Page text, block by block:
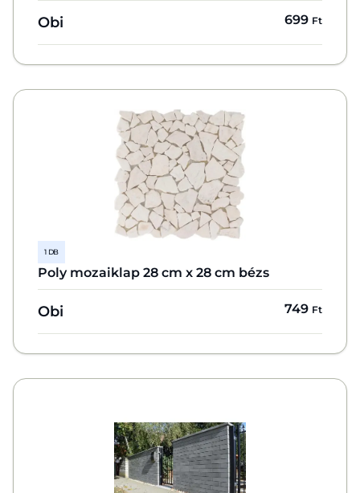
Obi 699 Ft
1 DB
Poly mozaiklap 28 cm x 28 cm bézs
Obi 749 Ft